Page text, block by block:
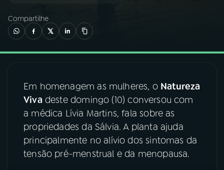
01INÍCIO
02A RÁDIO
03 PROGRAMAÇÃO
04PROGRAMAS
05PODCASTS
Compartilhe
Em homenagem as mulheres, o Natureza
Viva deste domingo (10) conversou com
a médica Lívia Martins, fala sobre as
propriedades da Sálvia. A planta ajuda
principalmente no alívio dos sintomas da
tensão pré-menstrual e da menopausa.